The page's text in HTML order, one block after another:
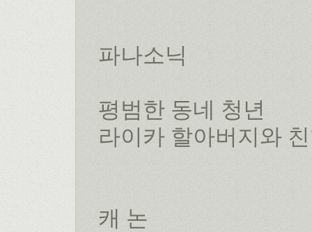
파나소닉
평범한 동네 청년
라이카 할아버지와
캐 논